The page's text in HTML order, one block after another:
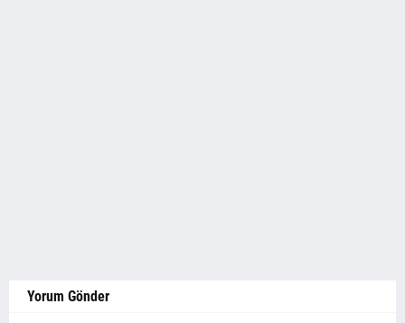
Yorum Gönder